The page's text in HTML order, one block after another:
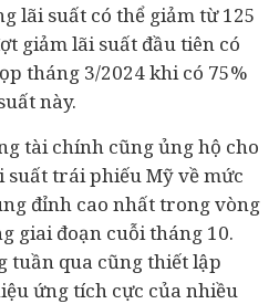
lãi suất có thể giảm từ 125
giảm lãi suất đầu tiên có
tháng 3/2024 khi có 75%
này.
tài chính cũng ủng hộ cho
trái phiếu Mỹ về mức
đỉnh cao nhất trong vòng
giai đoạn cuỗi tháng 10.
tuần qua cũng thiết lập
ứng tích cực của nhiều